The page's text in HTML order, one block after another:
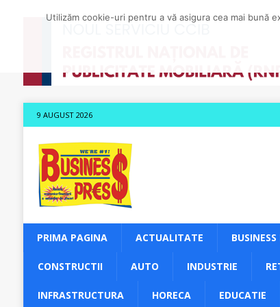
9 AUGUST 2026
PRIMA PAGINA ACTUALITATE
CONSTRUCTII AUTO INDUSTRIE
INFRASTRUCTURA HORECA EDUCATIE
Utilizăm cookie-uri pentru a vă asigura cea mai bună